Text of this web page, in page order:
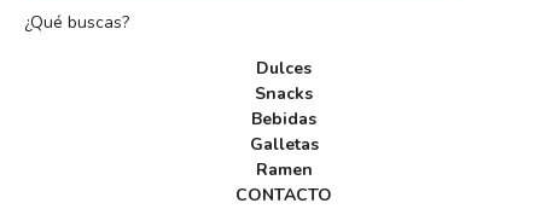
¿Qué buscas?
Dulces
Snacks
Bebidas
Galletas
Ramen
CONTACTO